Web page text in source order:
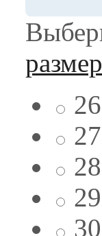
размер
26
27
28
29
30